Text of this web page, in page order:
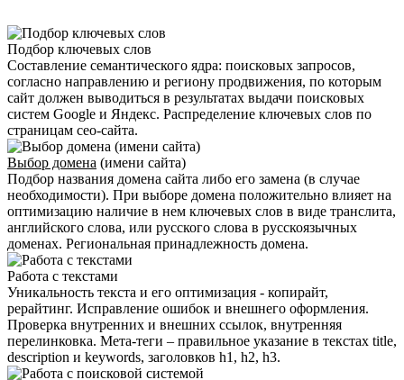
Подбор ключевых слов
Составление семантического ядра: поисковых запросов,
согласно направлению и региону продвижения, по которым
сайт должен выводиться в результатах выдачи поисковых
систем Google и Яндекс. Распределение ключевых слов по
страницам ceo-сайта.
Выбор домена (имени сайта)
Подбор названия домена сайта либо его замена (в случае
необходимости). При выборе домена положительно влияет на
оптимизацию наличие в нем ключевых слов в виде транслита,
английского слова, или русского слова в русскоязычных
доменах. Региональная принадлежность домена.
Работа с текстами
Уникальность текста и его оптимизация - копирайт,
рерайтинг. Исправление ошибок и внешнего оформления.
Проверка внутренних и внешних ссылок, внутренняя
перелинковка. Мета-теги – правильное указание в текстах title,
description и keywords, заголовков h1, h2, h3.